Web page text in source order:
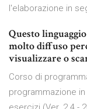
l'elaborazione in
Questo
molto diffuso
visualizzare o
Corso di
programmazione